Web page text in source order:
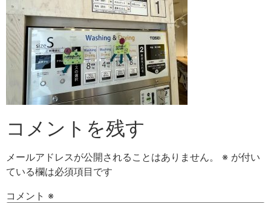
コメントを残す
メールアドレスが公開されることはありません。 ※ が付い
ている欄は必須項目です
コメント ※